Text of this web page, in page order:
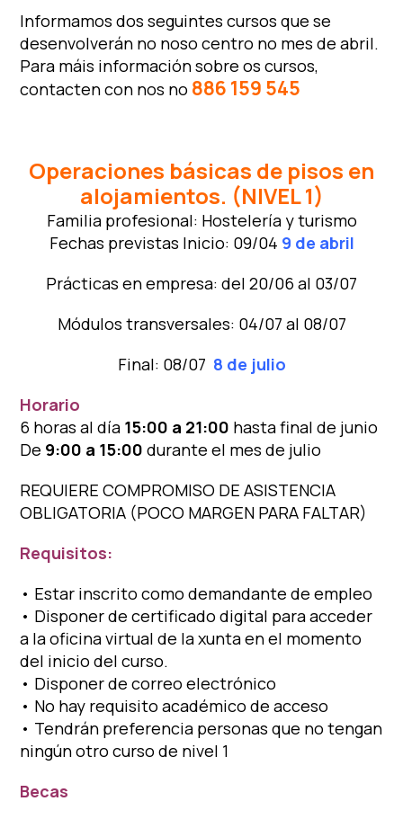
Informamos dos seguintes cursos que se
desenvolverán no noso centro no mes de abril.
Para máis información sobre os cursos,
contacten con nos no 886 159 545
Operaciones básicas de pisos en
alojamientos. (NIVEL 1)
Familia profesional: Hostelería y turismo
Fechas previstas Inicio: 09/04 9 de abril
Prácticas en empresa: del 20/06 al 03/07
Módulos transversales: 04/07 al 08/07
Final: 08/07 8 de julio
Horario
6 horas al día 15:00 a 21:00 hasta final de junio
De 9:00 a 15:00 durante el mes de julio
REQUIERE COMPROMISO DE ASISTENCIA
OBLIGATORIA (POCO MARGEN PARA FALTAR)
Requisitos:
• Estar inscrito como demandante de empleo
• Disponer de certificado digital para acceder
a la oficina virtual de la xunta en el momento
del inicio del curso.
• Disponer de correo electrónico
• No hay requisito académico de acceso
• Tendrán preferencia personas que no tengan
ningún otro curso de nivel 1
Becas